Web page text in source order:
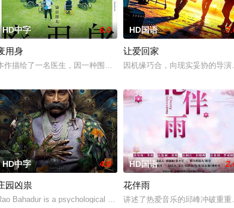
，自以为是，敏感错弱，没有被认可的才华。他们来自不同
。与母亲朱音、妹妹舞一起生活的照屋踊，憧憬舞蹈学校的丽莎，
HD中字 6.0
用身
作描绘了一名医生，因一种围绕“废用身”——因瘫痪等原因已无恢
HD国语
让爱回家
因机缘巧合，向现实妥协的导
穿越西德克萨斯州的旅程，寻求紧急医疗救助。一路上，她
丽娜在瑞士的一场颁奖典礼后，被一种突如其来的冲动驱使。回
HD中字 4.0
园凶祟
Bahadur is a psychological drama set against the backdro
HD国语
花伴雨
讲述了热爱音乐的邱峰冲破重